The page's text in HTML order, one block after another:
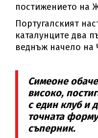
постижението на
Португалският
каталунците два
веднъж начело на
Симеоне
високо,
с един клуб и
точната
съперник.